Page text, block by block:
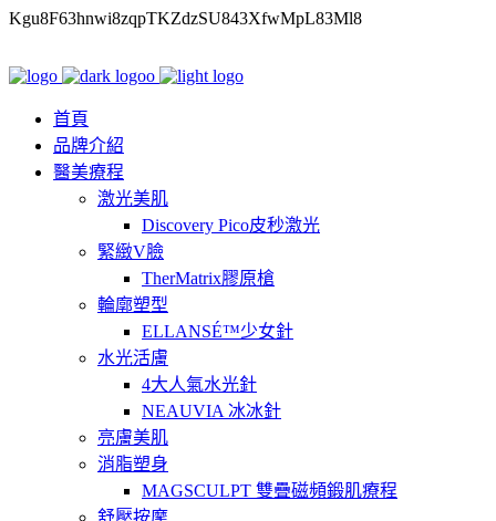
Kgu8F63hnwi8zqpTKZdzSU843XfwMpL83Ml8
首頁
品牌介紹
醫美療程
激光美肌
Discovery Pico皮秒激光
緊緻V臉
TherMatrix膠原槍
輪廓塑型
ELLANSÉ™少女針
水光活膚
4大人氣水光針
NEAUVIA 冰冰針
亮膚美肌
消脂塑身
MAGSCULPT 雙疊磁頻鍛肌療程
舒壓按摩